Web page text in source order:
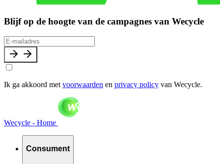
Blijf op de hoogte van de campagnes van Wecycle
Ik ga akkoord met voorwaarden en privacy policy van Wecycle.
Wecycle - Home
Consument